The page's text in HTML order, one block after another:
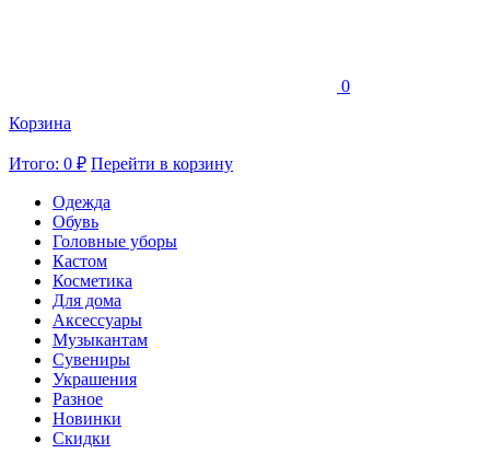
0
Корзина
Итого: 0 ₽ Перейти в корзину
Одежда
Обувь
Головные уборы
Кастом
Косметика
Для дома
Аксессуары
Музыкантам
Сувениры
Украшения
Разное
Новинки
Скидки